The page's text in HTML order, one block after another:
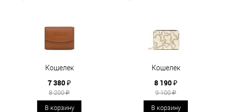
Кошелек
7 380 ₽
8 200 ₽
В корзину
Кошелек
8 190 ₽
9 100 ₽
В корзину